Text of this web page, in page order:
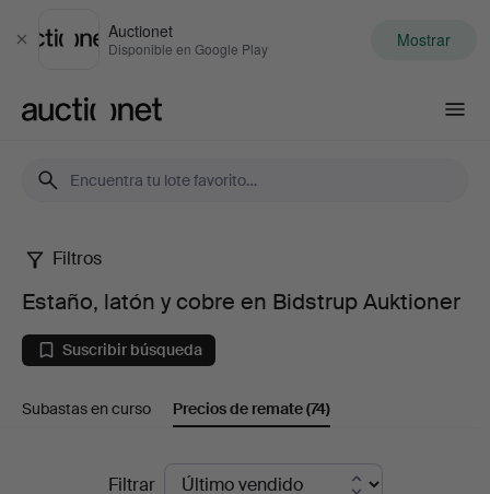
Cerrar
Auctionet
Disponible en Google Play Mostrar
Estaño,
latón
cobre
Filtros
Estaño, latón y cobre en Bidstrup Auktioner
Suscribir búsqueda
Subastas en curso Precios de remate(74)
Filtrar